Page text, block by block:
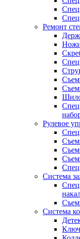
Ремонт
Ножи
Рулевое
Система
Система